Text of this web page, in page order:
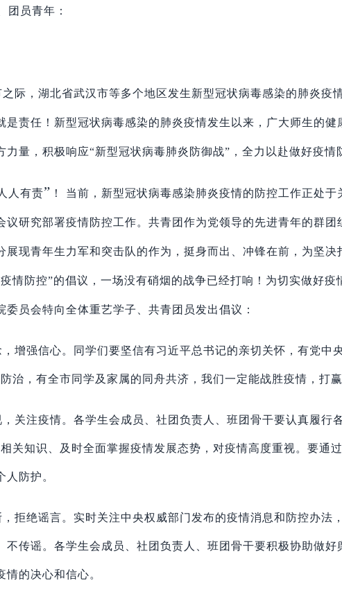
团员青年：
际， 湖北省武汉市等多个地区发生新型冠状病毒感染的肺炎疫
是责任！ 新型冠状病毒感染的肺炎疫情发生以来，广大师生的健
力量，积极响应“新型冠状病毒肺炎防御战”，全力以赴做好疫情
人有责” ！ 当前，新型冠状病毒感染肺炎疫情的防控工作正处于
议研究部署疫情防控工作。 共青团作为党领导的先进青年的群
展现青年生力军和突击队的作为，挺身而出、冲锋在前，为坚
情防控”的倡议，一场没有硝烟的战争已经打响！ 为切实做好疫
委员会特向全体重艺学子、共青团员发出倡议：
增强信心。同学们要坚信有习近平总书记的亲切关怀，有党中
治，有全市同学及家属的同舟共济，我们一定能战胜疫情，打
，关注疫情。各学生会成员、社团负责人、班团骨干要认真履
关知识、及时全面掌握疫情发展态势，对疫情高度重视。要通
人防护。
拒绝谣言。实时关注中央权威部门发布的疫情消息和防控办
不传谣。各学生会成员、社团负责人、班团骨干要积极协助做
的决心和信心。